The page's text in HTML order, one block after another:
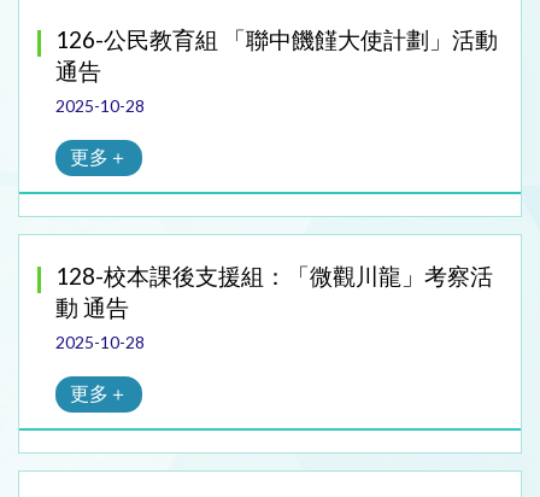
126-公民教育組 「聯中饑饉大使計劃」活動
通告
2025-10-28
更多＋
128-校本課後支援組：「微觀川龍」考察活
動 通告
2025-10-28
更多＋